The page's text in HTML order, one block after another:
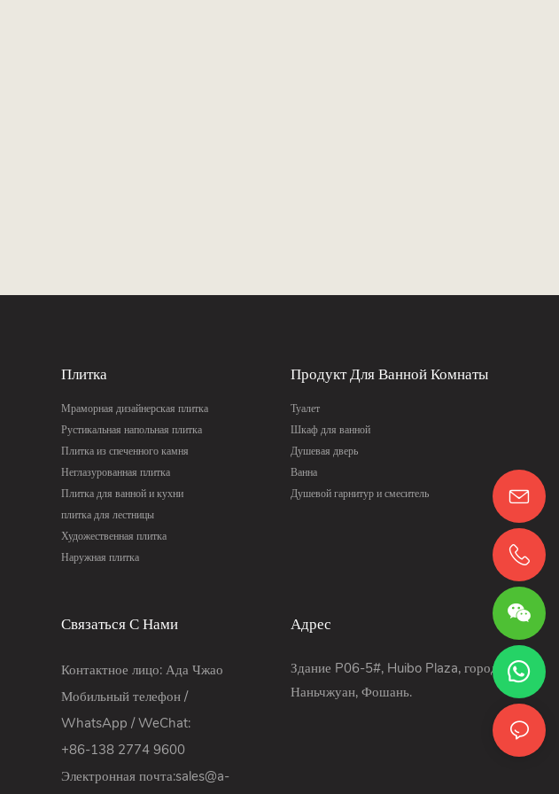
Плитка
Мраморная дизайнерская плитка
Рустикальная напольная плитка
Плитка из спеченного камня
Неглазурованная плитка
Плитка для ванной и кухни
плитка для лестницы
Художественная плитка
Наружная плитка
Продукт Для Ванной Комнаты
Туалет
Шкаф для ванной
Душевая дверь
Ванна
Душевой гарнитур и смеситель
Связаться С Нами
Контактное лицо: Ада Чжао
Мобильный телефон /
WhatsApp / WeChat:
+86-138 2774 9600
Электронная почта:sales@a-
Адрес
Здание P06-5#, Huibo Plaza, город
Наньчжуан, Фошань.